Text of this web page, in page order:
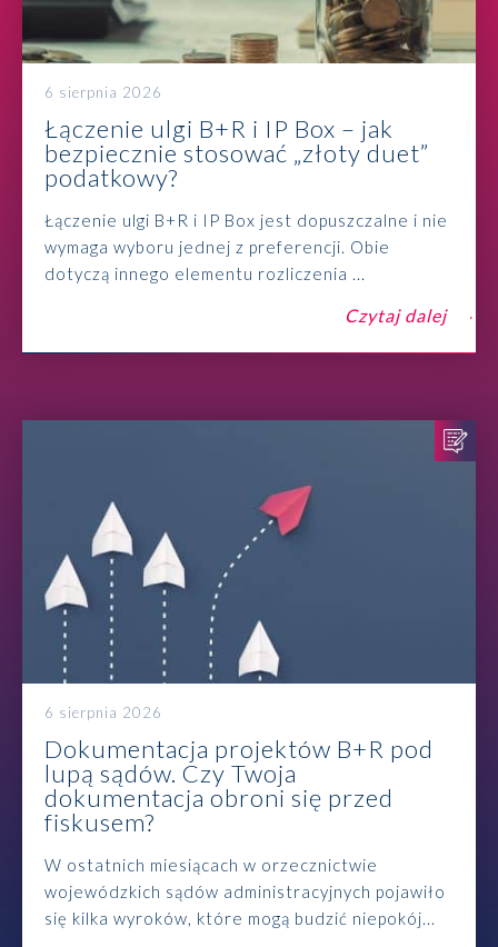
6 sierpnia 2026
Łączenie ulgi B+R i IP Box – jak
bezpiecznie stosować „złoty duet”
podatkowy?
Łączenie ulgi B+R i IP Box jest dopuszczalne i nie
wymaga wyboru jednej z preferencji. Obie
dotyczą innego elementu rozliczenia ...
Czytaj dalej
6 sierpnia 2026
Dokumentacja projektów B+R pod
lupą sądów. Czy Twoja
dokumentacja obroni się przed
fiskusem?
W ostatnich miesiącach w orzecznictwie
wojewódzkich sądów administracyjnych pojawiło
się kilka wyroków, które mogą budzić niepokój...